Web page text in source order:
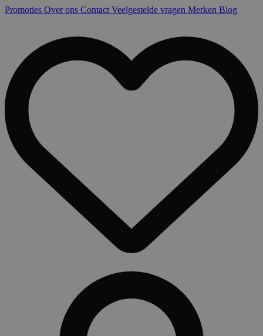
Promoties Over ons Contact Veelgestelde vragen Merken Blog